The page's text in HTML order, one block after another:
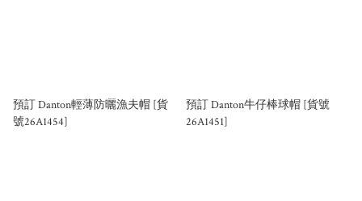
預訂 Danton輕薄防曬漁夫帽 [貨
號26A1454]
預訂 Danton牛仔棒球帽 [貨號
26A1451]